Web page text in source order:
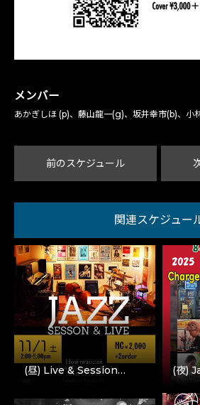
メンバー
あかぎしほ (p)、藤山龍一(g)、坂井幸市(b)、小
前のスケジュール
関連スケジュー
(昼) Live & Session… (夜)